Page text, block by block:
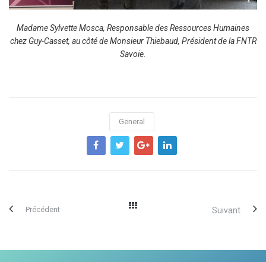
Madame Sylvette Mosca, Responsable des Ressources Humaines
chez Guy-Casset, au côté de Monsieur Thiebaud, Président de la FNTR
Savoie.
General
Précédent Suivant